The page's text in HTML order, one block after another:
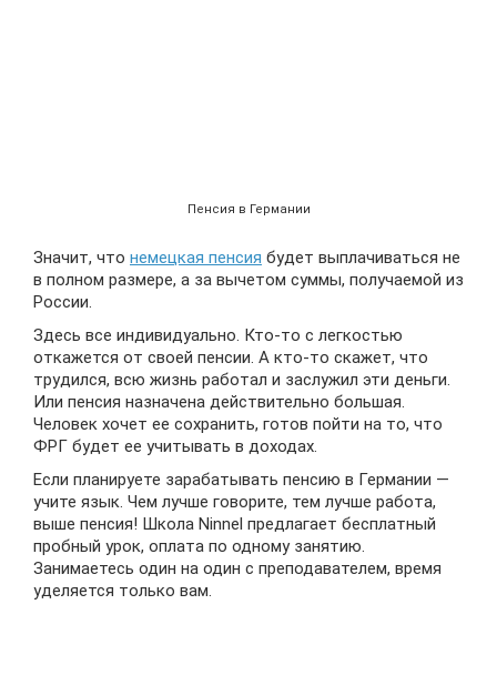
Пенсия в Германии
Значит, что немецкая пенсия будет выплачиваться не
в полном размере, а за вычетом суммы, получаемой из
России.
Здесь все индивидуально. Кто-то с легкостью
откажется от своей пенсии. А кто-то скажет, что
трудился, всю жизнь работал и заслужил эти деньги.
Или пенсия назначена действительно большая.
Человек хочет ее сохранить, готов пойти на то, что
ФРГ будет ее учитывать в доходах.
Если планируете зарабатывать пенсию в Германии —
учите язык. Чем лучше говорите, тем лучше работа,
выше пенсия! Школа Ninnel предлагает бесплатный
пробный урок, оплата по одному занятию.
Занимаетесь один на один с преподавателем, время
уделяется только вам.